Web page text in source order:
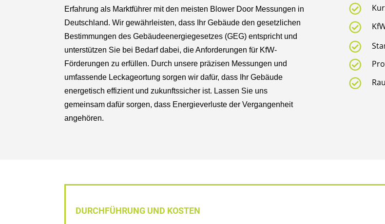
Erfahrung als Marktführer mit den meisten Blower Door Messungen in
Deutschland. Wir gewährleisten, dass Ihr Gebäude den gesetzlichen
Bestimmungen des Gebäudeenergiegesetzes (GEG) entspricht und
unterstützen Sie bei Bedarf dabei, die Anforderungen für KfW-
Förderungen zu erfüllen. Durch unsere präzisen Messungen und
umfassende Leckageortung sorgen wir dafür, dass Ihr Gebäude
energetisch effizient und zukunftssicher ist. Lassen Sie uns
gemeinsam dafür sorgen, dass Energieverluste der Vergangenheit
angehören.





DURCHFÜHRUNG UND KOSTEN